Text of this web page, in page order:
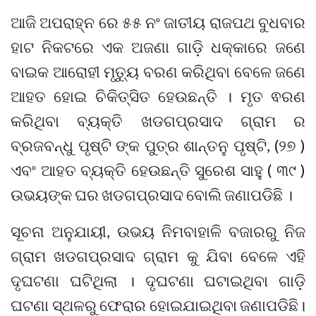
ଆଜି ଅପରାହ୍ନ ରେ ୫୫ ନଂ ଜାତୀୟ ରାଜପଥ ବୁଧବାର
ହାଟ ନିକଟରେ ଏକ ଅଜଣା ଗାଡ଼ି ଧକ୍କାରେ ଜଣେ
ବାଇକ ଆରୋହୀ ମୃତ୍ୟୁ ବରଣ କରିଥିବା ବେଳେ ଜଣେ
ଆହତ ହୋଇ ଚିକିତ୍ସିତ ହେଉଛନ୍ତି । ମୃତ ଵରଣ
କରିଥିବା ବ୍ୟକ୍ତି ଖଡଗପ୍ରସାଦ ଗ୍ରାମ ର
ବ୍ରଜବନ୍ଧୁ ପୃଷ୍ଟି ଙ୍କ ପୁତ୍ର ଶାନ୍ତନୁ ପୃଷ୍ଟି, (୨୭ )
ଏବଂ ଆହତ ବ୍ୟକ୍ତି ହେଉଛନ୍ତି ସୁରେଶ ସାହୁ ( ୩୯ )
ଉଭୟଙ୍କ ଘର ଖଡଗପ୍ରସାଦ ବୋଲି ଜଣାପଡିଛି ।
ସୂଚନା ଅନୁଯାୟୀ, ଉଭୟ ନିମବାହାଳି ବଜାରରୁ ନିଜ
ଗ୍ରାମ ଖଡଗପ୍ରସାଦ ଗ୍ରାମ କୁ ଯିବା ବେଳେ ଏହି
ଦୃଘଟଣା ଘଟିଥିଲା । ଦୃଘଟଣା ଘଟାଇଥିବା ଗାଡ଼ି
ଘଟଣା ସ୍ଥଳରୁ ଫେରାର ହୋଇଯାଇଥିବା ଜଣାପଡିଛି।